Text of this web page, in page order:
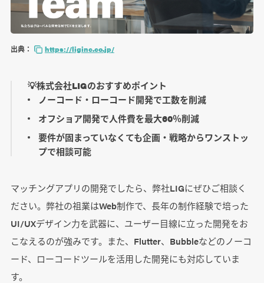
出典： https://liginc.co.jp/
💡株式会社LIGのおすすめポイント
ノーコード・ローコード開発で工数を削減
オフショア開発で人件費を最大60％削減
要件が固まっていなくても企画・戦略からワンストッ
プで相談可能
マッチングアプリの開発でしたら、弊社LIGにぜひご相談く
ださい。弊社の祖業はWeb制作で、長年の制作経験で培った
UI/UXデザイン力を武器に、ユーザー目線に立った開発をお
こなえるのが強みです。また、Flutter、Bubbleなどのノーコ
ード、ローコードツールを活用した開発にも対応していま
す。